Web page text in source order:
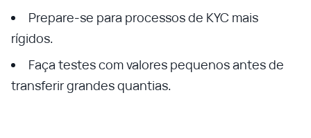
Prepare‑se para processos de KYC mais
rígidos.
Faça testes com valores pequenos antes de
transferir grandes quantias.